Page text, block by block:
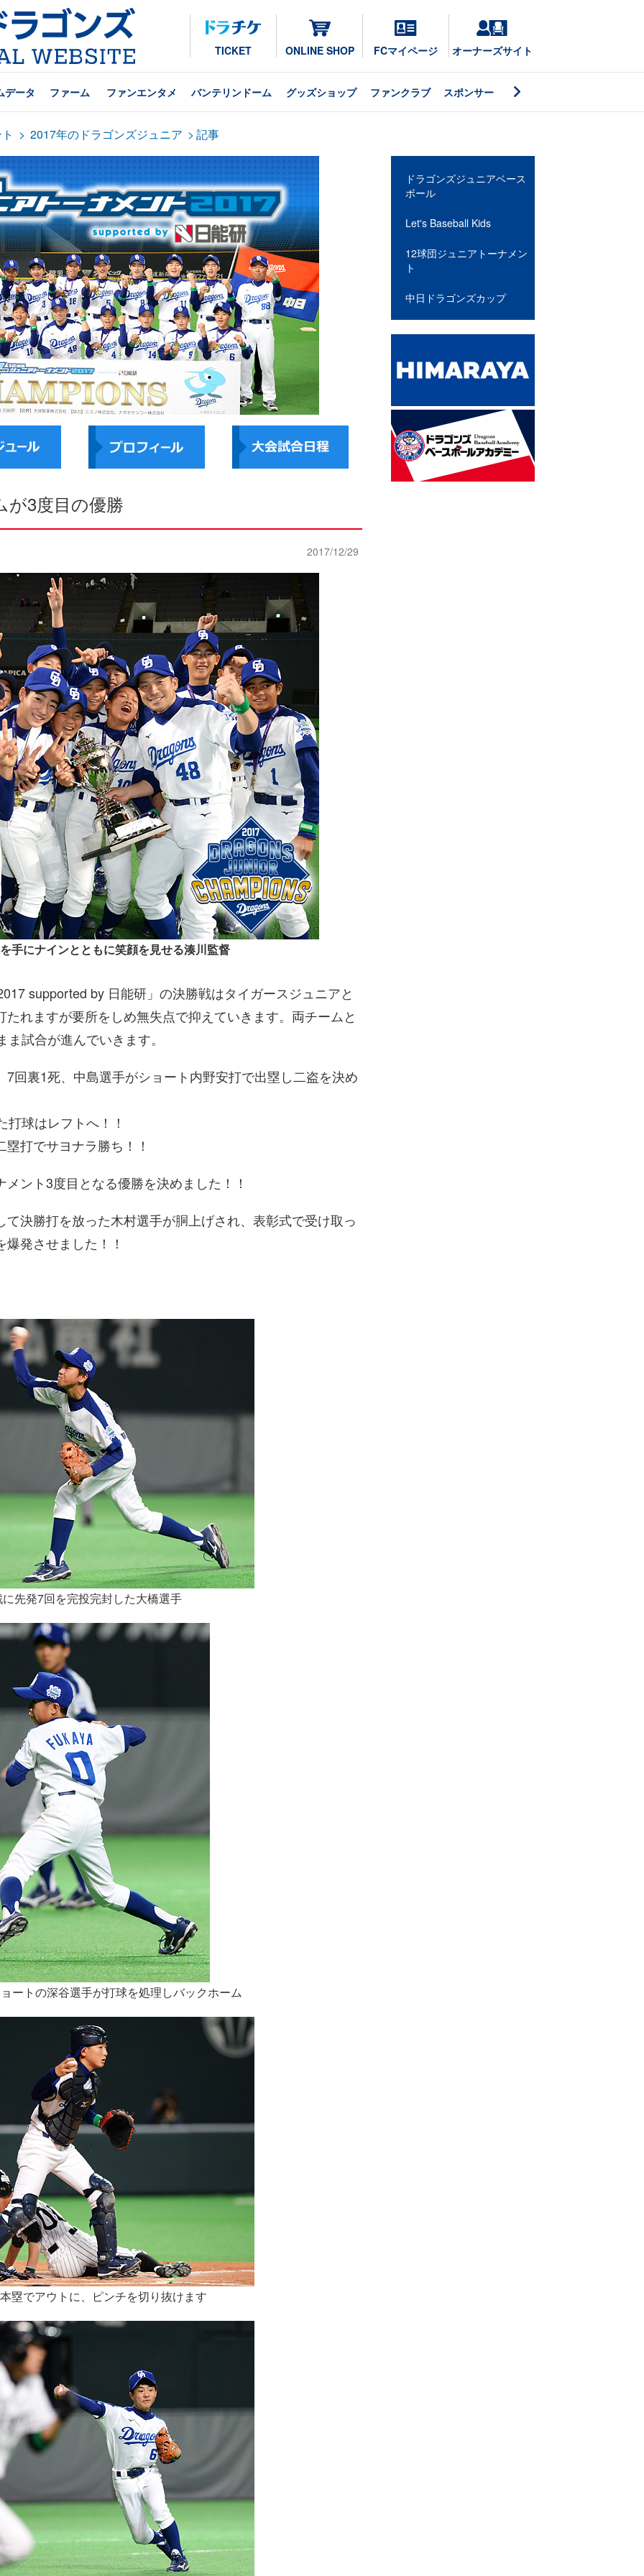
TICKET ONLINE SHOP FCマイページ オーナーズサイト
データ ファーム ファンエンタメ バンテリンドーム グッズショップ ファンクラブ スポンサー
> 2017年のドラゴンズジュニア > 記事
3度目の優勝
2017/12/29
手にナインとともに笑顔を見せる湊川監督
supported by 日能研」の決勝戦はタイガースジュニアと
れますが要所をしめ無失点で抑えていきます。両チームと
試合が進んでいきます。
回裏1死、中島選手がショート内野安打で出塁し二盗を決め
球はレフトへ！！
打でサヨナラ勝ち！！
ント3度目となる優勝を決めました！！
決勝打を放った木村選手が胴上げされ、表彰式で受け取っ
発させました！！
先発7回を完投完封した大橋選手
ートの深谷選手が打球を処理しバックホーム
塁でアウトに、ピンチを切り抜けます
ドラゴンズジュニアベース
ボール
Let's Baseball Kids
12球団ジュニアトーナメン
ト
中日ドラゴンズカップ